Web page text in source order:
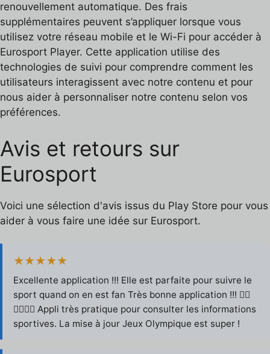
renouvellement automatique. Des frais
supplémentaires peuvent s’appliquer lorsque vous
utilisez votre réseau mobile et le Wi-Fi pour accéder à
Eurosport Player. Cette application utilise des
technologies de suivi pour comprendre comment les
utilisateurs interagissent avec notre contenu et pour
nous aider à personnaliser notre contenu selon vos
préférences.
Avis et retours sur
Eurosport
Voici une sélection d'avis issus du Play Store pour vous
aider à vous faire une idée sur Eurosport.
★★★★★
Excellente application !!! Elle est parfaite pour suivre le
sport quand on en est fan Très bonne application !!! 👍🏻
👍🏻👍🏻 Appli très pratique pour consulter les informations
sportives. La mise à jour Jeux Olympique est super !